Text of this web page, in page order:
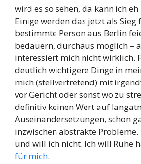
wird es so sehen, da kann ich
Einige werden das jetzt als Sieg
bestimmte Person aus Berlin
bedauern, durchaus möglich –
interessiert mich nicht wirklich.
deutlich wichtigere Dinge in
mich (stellvertretend) mit
vor Gericht oder sonst wo zu
definitiv keinen Wert auf
Auseinandersetzungen, schon
inzwischen abstrakte Probleme.
und will ich nicht. Ich will Ruhe
für mich.